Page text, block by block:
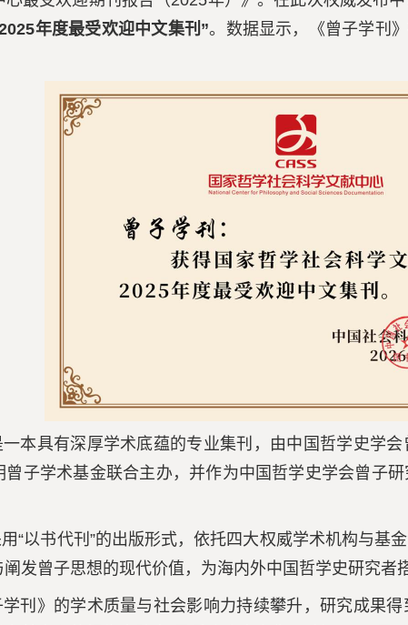
年度最受欢迎中文集刊”。数据显示，《曾子学刊
一本具有深厚学术底蕴的专业集刊，由中国哲学史学
曾子学术基金联合主办，并作为中国哲学史学会曾子
用“以书代刊”的出版形式，依托四大权威学术机构与基
发曾子思想的现代价值，为海内外中国哲学史研究者
刊》的学术质量与社会影响力持续攀升，研究成果